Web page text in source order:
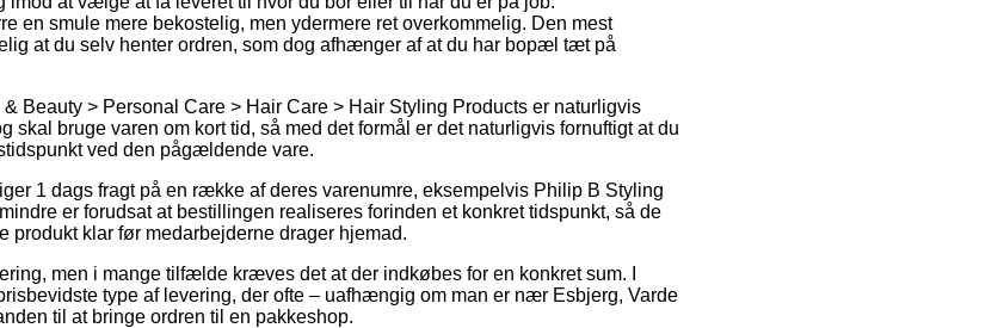
en smule mere bekostelig, men ydermere ret overkommelig. Den mest
at du selv henter ordren, som dog afhænger af at du har bopæl tæt på
Beauty > Personal Care > Hair Care > Hair Styling Products er naturligvis
skal bruge varen om kort tid, så med det formål er det naturligvis fornuftigt at du
ved den pågældende vare.
1 dags fragt på en række af deres varenumre, eksempelvis Philip B Styling
er forudsat at bestillingen realiseres forinden et konkret tidspunkt, så de
produkt klar før medarbejderne drager hjemad.
men i mange tilfælde kræves det at der indkøbes for en konkret sum. I
type af levering, der ofte – uafhængig om man er nær Esbjerg, Varde
til at bringe ordren til en pakkeshop.